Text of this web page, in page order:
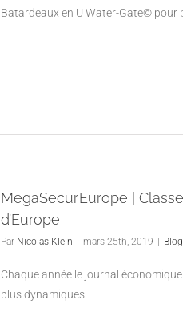
Batardeaux en U Water-Gate© pour
MegaSecur.Europe |
d’Europe
Par Nicolas Klein mars 25th, 2019 Blog
Chaque année le journal
plus dynamiques.